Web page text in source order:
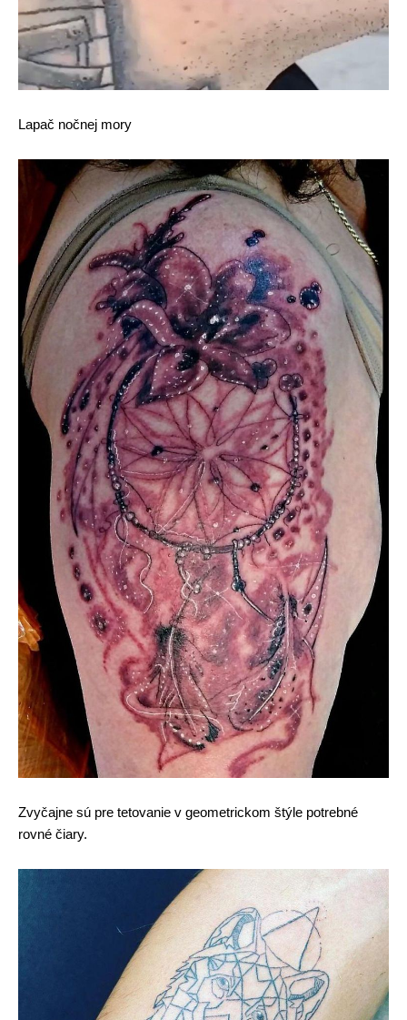
Lapač nočnej mory
Zvyčajne sú pre tetovanie v geometrickom štýle potrebné
rovné čiary.